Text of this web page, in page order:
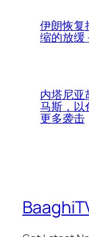
伊朗恢复
缩的放缓
内塔尼亚
马斯，以
更多袭击